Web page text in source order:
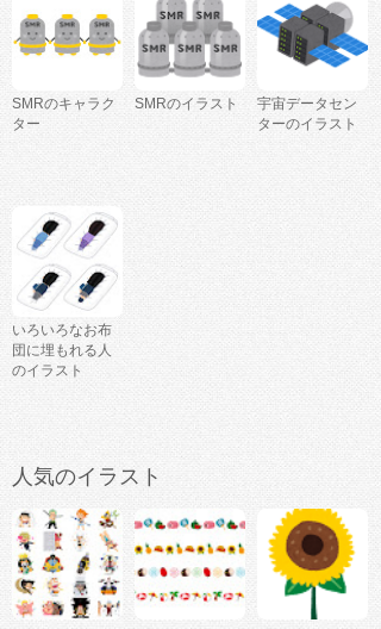
SMRのキャラク
ター
SMRのイラスト
宇宙データセン
ターのイラスト
いろいろなお布
団に埋もれる人
のイラスト
人気のイラスト